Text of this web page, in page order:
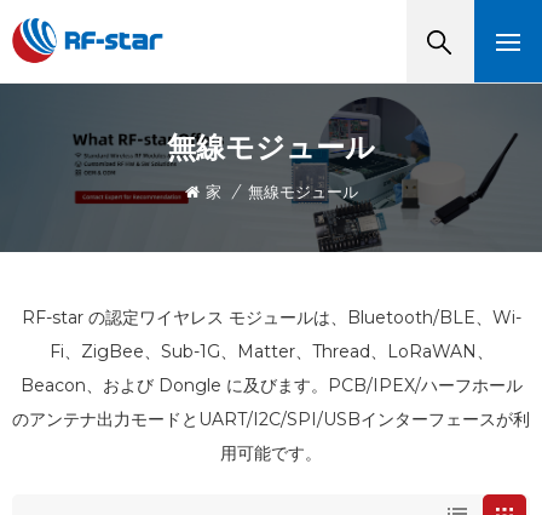
無線モジュール
家 / 無線モジュール
RF-star の認定ワイヤレス モジュールは、Bluetooth/BLE、Wi-
Fi、ZigBee、Sub-1G、Matter、Thread、LoRaWAN、
Beacon、および Dongle に及びます。PCB/IPEX/ハーフホール
のアンテナ出力モードとUART/I2C/SPI/USBインターフェースが利
用可能です。